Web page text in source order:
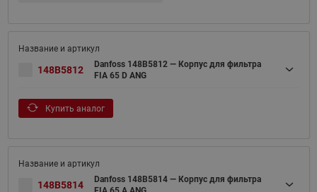
148B5812
Danfoss 148B5812 — Корпус для фильтра
FIA 65 D ANG
Купить аналог
148B5814
Danfoss 148B5814 — Корпус для фильтра